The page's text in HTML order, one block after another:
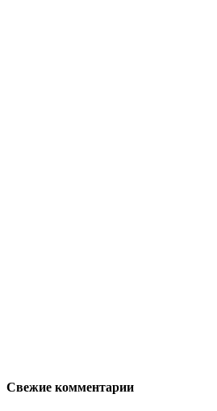
Свежие комментарии